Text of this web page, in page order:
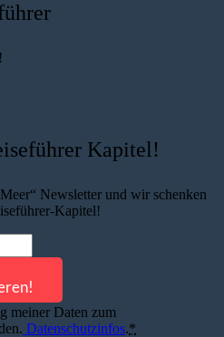
Kapitel!
Newsletter und wir schenken
Kapitel!
meiner Daten zum
Datenschutzinfos.*